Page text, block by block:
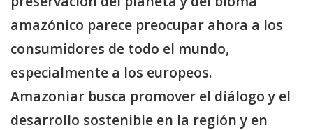
amazónico parece preocupar ahora a los
consumidores de todo el mundo,
especialmente a los europeos.
Amazoniar busca promover el diálogo y el
desarrollo sostenible en la región y en